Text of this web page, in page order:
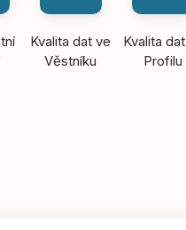
Kvalita dat ve
Věstníku
Kvalita
Profilu